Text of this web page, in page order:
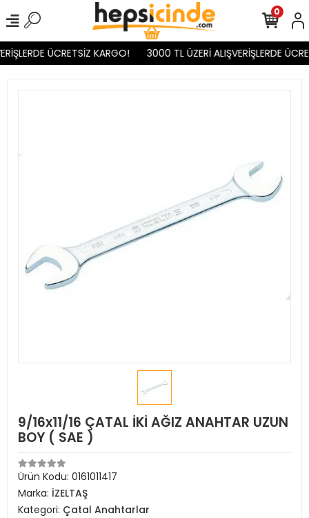
ÜCRETSİZ KARGO! 3000 TL ÜZERİ ALIŞVERİŞLERDE
0
9/16x11/16 ÇATAL İKİ AĞIZ ANAHTAR UZUN
BOY ( SAE )
Ürün Kodu: 0161011417
Marka: İZELTAŞ
Kategori: Çatal Anahtarlar